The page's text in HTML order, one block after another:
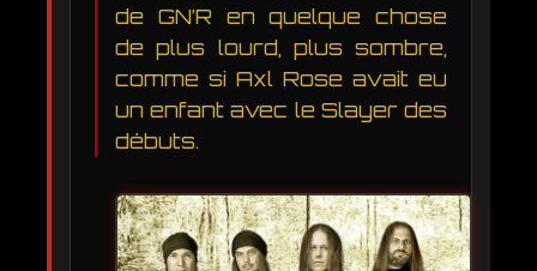
de GN’R en quelque chose
de plus lourd, plus sombre,
comme si Axl Rose avait eu
un enfant avec le Slayer des
débuts.